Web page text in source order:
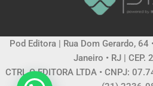
Pod Editora | Rua Dom Gerardo, 64
Janeiro • RJ | CEP.
CTRL C EDITORA LTDA • CNPJ: